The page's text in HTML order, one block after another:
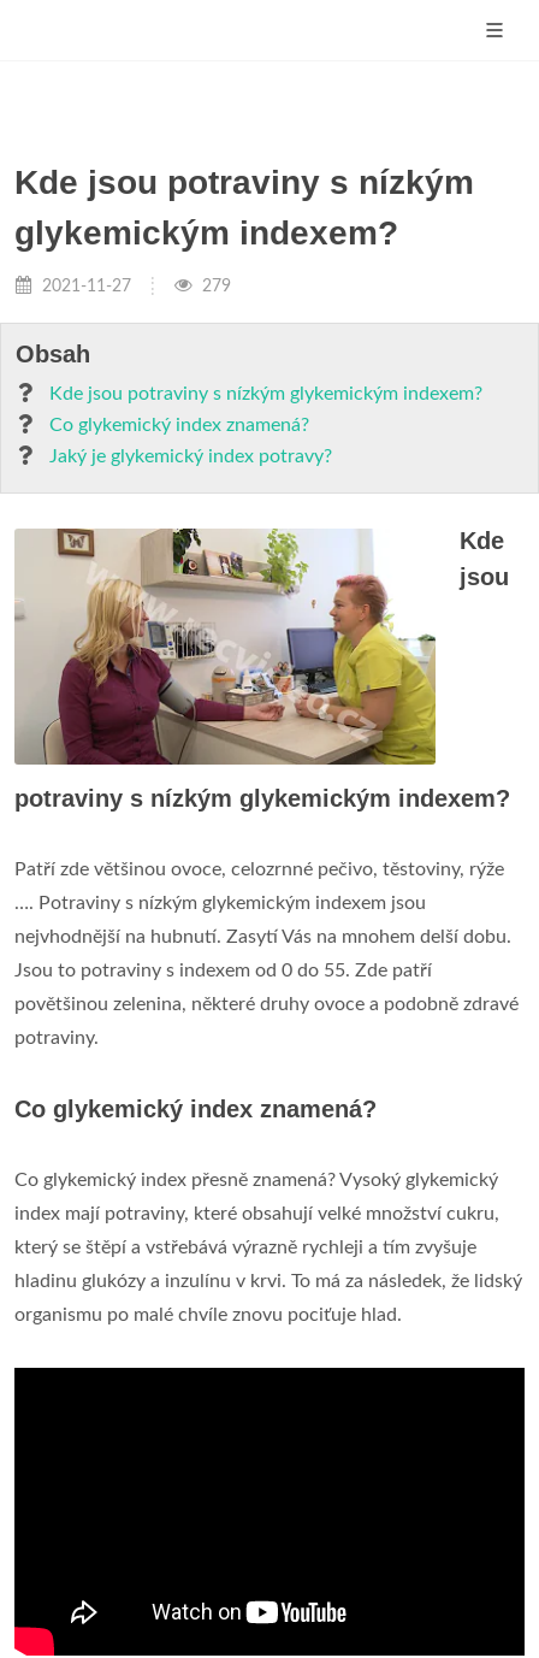
Kde jsou potraviny s nízkým
glykemickým indexem?
2021-11-27 279
Obsah
Kde jsou potraviny s nízkým glykemickým indexem?
Co glykemický index znamená?
Jaký je glykemický index potravy?
Kde
jsou
potraviny s nízkým glykemickým indexem?
Patří zde většinou ovoce, celozrnné pečivo, těstoviny, rýže
…. Potraviny s nízkým glykemickým indexem jsou
nejvhodnější na hubnutí. Zasytí Vás na mnohem delší dobu.
Jsou to potraviny s indexem od 0 do 55. Zde patří
povětšinou zelenina, některé druhy ovoce a podobně zdravé
potraviny.
Co glykemický index znamená?
Co glykemický index přesně znamená? Vysoký glykemický
index mají potraviny, které obsahují velké množství cukru,
který se štěpí a vstřebává výrazně rychleji a tím zvyšuje
hladinu glukózy a inzulínu v krvi. To má za následek, že lidský
organismu po malé chvíle znovu pociťuje hlad.